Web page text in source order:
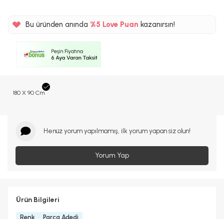
Bu üründen anında %5
%5
Love Puan kazanırsın!
180 X 90 Cm
Henüz yorum yapılmamış, ilk yorum yapan siz olun!
Yorum Yap
Ürün Bilgileri
Renk
Parça Adedi